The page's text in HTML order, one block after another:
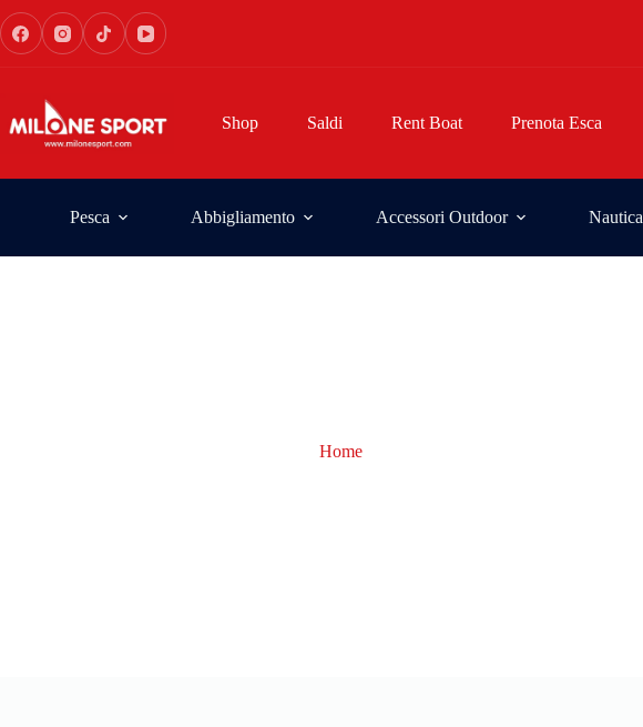
Shop Saldi Rent Boat Prenota Esca
Pesca Abbigliamento Accessori Outdoor Nautica
Home